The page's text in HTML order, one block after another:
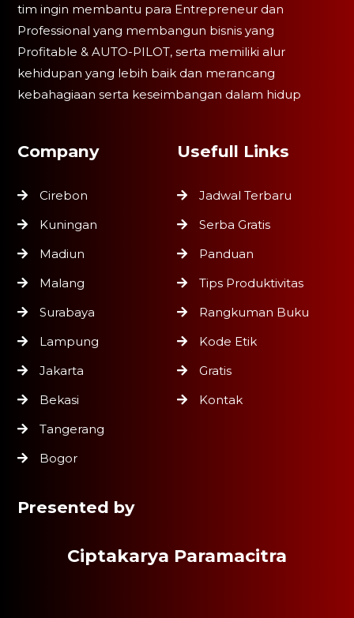
tim ingin membantu para Entrepreneur dan
Professional yang membangun bisnis yang
Profitable & AUTO-PILOT, serta memiliki alur
kehidupan yang lebih baik dan merancang
kebahagiaan serta keseimbangan dalam hidup
Company
Cirebon
Kuningan
Madiun
Malang
Surabaya
Lampung
Jakarta
Bekasi
Tangerang
Bogor
Usefull Links
Jadwal Terbaru
Serba Gratis
Panduan
Tips Produktivitas
Rangkuman Buku
Kode Etik
Gratis
Kontak
Presented by
Ciptakarya Paramacitra